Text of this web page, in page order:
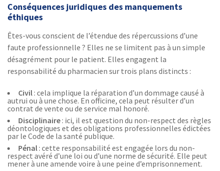
Conséquences juridiques des manquements
éthiques
Êtes-vous conscient de l’étendue des répercussions d’une
faute professionnelle ? Elles ne se limitent pas à un simple
désagrément pour le patient. Elles engagent la
responsabilité du pharmacien sur trois plans distincts :
Civil : cela implique la réparation d’un dommage causé à
autrui ou à une chose. En officine, cela peut résulter d’un
contrat de vente ou de service mal honoré.
Disciplinaire : ici, il est question du non-respect des règles
déontologiques et des obligations professionnelles édictées
par le Code de la santé publique.
Pénal : cette responsabilité est engagée lors du non-
respect avéré d’une loi ou d’une norme de sécurité. Elle peut
mener à une amende voire à une peine d’emprisonnement.